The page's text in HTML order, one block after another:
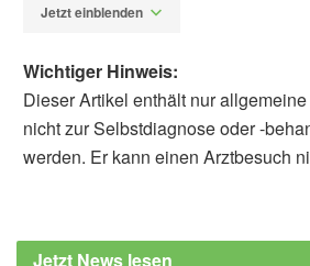
Jetzt einblenden
improve beta cell
Wichtiger Hinweis:
Dieser Artikel enthält nur
nicht zur Selbstdiagnose oder -
werden. Er kann einen Arztbesuch
Jetzt News lesen